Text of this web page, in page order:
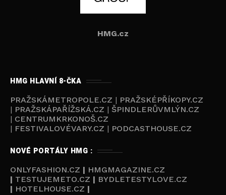
HMG.cz
HMG HLAVNÍ 8-ČKA
PRAŽSKÁMETROPOLE.CZ | PRAŽSKÉPŘÍKOPY.CZ
| PRAŽSKÁPAŘÍŽSKÁ.CZ | ŠPINDLERŮVMLÝN.CZ
| CENTRUMKRKONOŠ.CZ
| FESTIVALOVÉVARY.CZ | PODCASTHOUSE.CZ
NOVÉ PORTÁLY HMG :
ONLYFASHION.CZ | HMGMAGAZINE.CZ
| TESTUJEMETO.CZ | BYDLETESTYLOVE.CZ
| HOTELHOUSE.CZ |